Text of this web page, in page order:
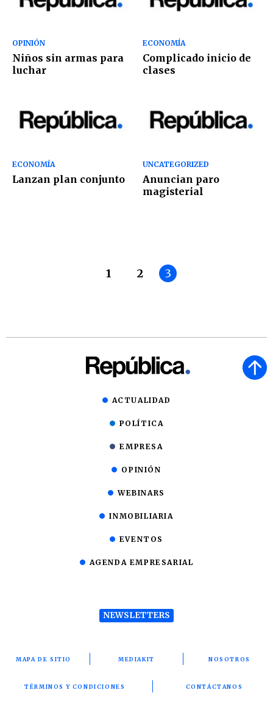
OPINIÓN
Niños sin armas para
luchar
ECONOMÍA
Complicado inicio de
clases
ECONOMÍA
Lanzan plan conjunto
UNCATEGORIZED
Anuncian paro
magisterial
1 2 3
ACTUALIDAD
POLÍTICA
EMPRESA
OPINIÓN
WEBINARS
INMOBILIARIA
EVENTOS
AGENDA EMPRESARIAL
NEWSLETTERS
MAPA DE SITIO MEDIAKIT NOSOTROS
TÉRMINOS Y CONDICIONES CONTÁCTANOS